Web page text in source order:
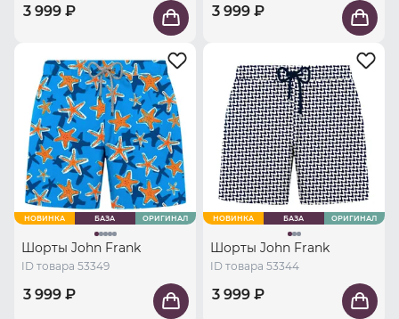
3 999 ₽ 3 999 ₽
НОВИНКА БАЗА ОРИГИНАЛ
Шорты John Frank
ID товара 53349
3 999 ₽
НОВИНКА БАЗА ОРИГИНАЛ
Шорты John Frank
ID товара 53344
3 999 ₽